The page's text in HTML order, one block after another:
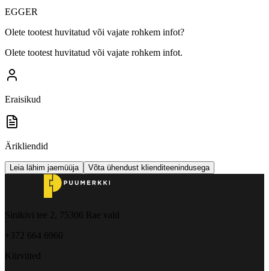
EGGER
Olete tootest huvitatud või vajate rohkem infot?
Olete tootest huvitatud või vajate rohkem infot.
Eraisikud
Ärikliendid
Leia lähim jaemüüja Võta ühendust klienditeenindusega
Sinikivi tee 2, 75306 Rae vald
+372 664 6960
Kiirviited